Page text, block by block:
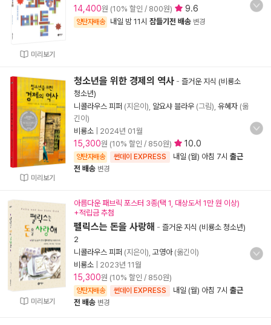
미리보기
14,400원 (10% 할인 / 800원) 9.6
양탄자배송 내일 밤 11시 잠들기전 배송 변경
미리보기
청소년을 위한 경제의 역사 - 즐거운 지식 (비룡소
청소년)
니콜라우스 피퍼 (지은이), 알요샤 블라우 (그림), 유혜자 (옮
긴이)
비룡소
2024년 01월
15,300원 (10% 할인 / 850원) 10.0
양탄자배송 썬데이 EXPRESS 내일 (월) 아침 7시 출근
전 배송 변경
미리보기
아름다운 패브릭 포스터 3종(택 1, 대상도서 1만 원 이상)
+적립금 추첨
펠릭스는 돈을 사랑해 - 즐거운 지식 (비룡소 청소년)
2
니콜라우스 피퍼 (지은이), 고영아(옮긴이)
비룡소
2023년 11월
15,300원 (10% 할인 / 850원)
양탄자배송 썬데이 EXPRESS 내일 (월) 아침 7시 출근
전 배송 변경